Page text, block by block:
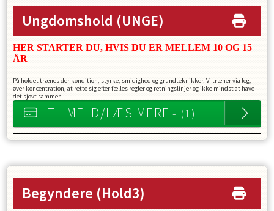
Ungdomshold (UNGE)
HER STARTER DU, HVIS DU ER MELLEM 10 OG 15
ÅR
På holdet trænes der kondition, styrke, smidighed og grundteknikker. Vi træner via leg,
øver koncentration, at rette sig efter fælles regler og retningslinjer og ikke mindst at have
det sjovt sammen.
TILMELD/LÆS MERE - (1)
Begyndere (Hold3)